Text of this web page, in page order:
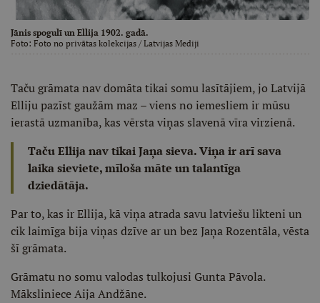
Jānis spogulī un Ellija 1902. gadā.
Foto: Foto no privātas kolekcijas / Latvijas Mediji
Taču grāmata nav domāta tikai somu lasītājiem, jo Latvijā
Elliju pazīst gaužām maz – viens no iemesliem ir mūsu
ierastā uzmanība, kas vērsta viņas slavenā vīra virzienā.
Taču Ellija nav tikai Jaņa sieva. Viņa ir arī sava
laika sieviete, mīloša māte un talantīga
dziedātāja.
Par to, kas ir Ellija, kā viņa atrada savu latviešu likteni un
cik laimīga bija viņas dzīve ar un bez Jaņa Rozentāla, vēsta
šī grāmata.
Grāmatu no somu valodas tulkojusi Gunta Pāvola.
Māksliniece Aija Andžāne.